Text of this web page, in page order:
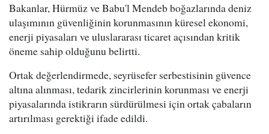
Bakanlar, Hürmüz ve Babu'l Mendeb boğazlarında deniz
ulaşımının güvenliğinin korunmasının küresel ekonomi,
enerji piyasaları ve uluslararası ticaret açısından kritik
öneme sahip olduğunu belirtti.
Ortak değerlendirmede, seyrüsefer serbestisinin güvence
altına alınması, tedarik zincirlerinin korunması ve enerji
piyasalarında istikrarın sürdürülmesi için ortak çabaların
artırılması gerektiği ifade edildi.